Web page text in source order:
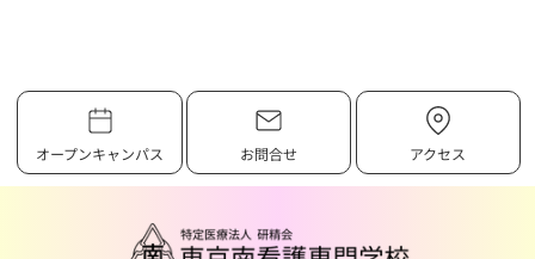
オープンキャンパス お問合せ アクセス